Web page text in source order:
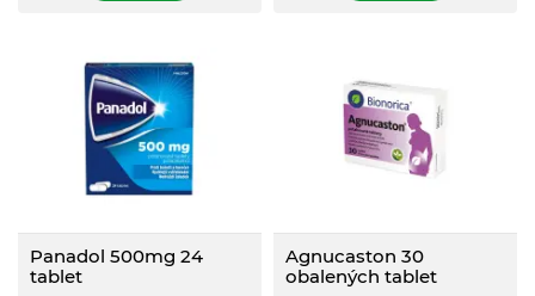
Panadol 500mg 24
tablet
Agnucaston 30
obalených tablet